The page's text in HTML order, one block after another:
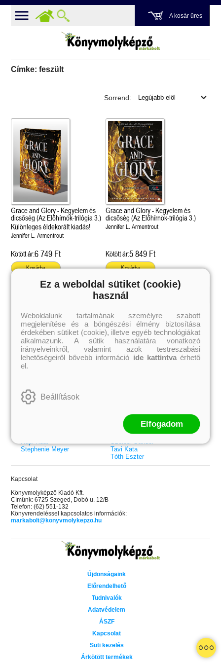
A kosár üres
Címke: feszült
Grace and Glory - Kegyelem és
dicsőség (Az Előhírnök-trilógia
Különleges éldekorált kiadás!
Bad Girl Reputation
lány (Avalon Bay 2.)
Elle Kennedy
Sorrend:
Grace and Glory - Kegyelem és
dicsőség (Az Előhírnök-trilógia 3.)
Különleges éldekorált kiadás!
Jennifer L. Armentrout
Kötött ár:6 749 Ft
Kosárba
Grace and Glory - Kegyelem és
dicsőség (Az Előhírnök-trilógia 3.)
Jennifer L. Armentrout
Kötött ár:5 849 Ft
Kosárba
Külföldiek
Brigid Kemmerer
Cassandra Clare
Colleen Hoover
Elle Kennedy
Erin Watt
Holly Webb
Jenny Han
Leigh Bardugo
Maggie Stiefvater
Rupi Kaur
Stephenie Meyer
Magyarok
Ashley Carrigan
Benina
Bessenyei Gábor
Bodor Attila
Böszörményi Gyula
Rácz-Stefán Tibor
Róbert Katalin
Spirit Bliss
Szélesi Sándor
Tavi Kata
Tóth Eszter
Kapcsolat
Könyvmolyképző Kiadó Kft.
Címünk: 6725 Szeged, Dobó u. 12/B
Telefon: (62) 551-132
Könyvrendeléssel kapcsolatos információk:
markabolt@konyvmolykepzo.hu
Újdonságaink
Előrendelhető
Tudnivalók
Adatvédelem
ÁSZF
Kapcsolat
Süti kezelés
Árkötött termékek
Ez a weboldal sütiket (cookie)
használ
Weboldalunk tartalmának személyre szabott
megjelenítése és a böngészési élmény biztosítása
érdekében sütiket (cookie), illetve egyéb technológiákat
alkalmazunk. A sütik használatára vonatkozó
irányelveinkről, valamint azok testreszabási
lehetőségeiről bővebb információ ide kattintvaérhető
el.
Beállítások
Elfogadom